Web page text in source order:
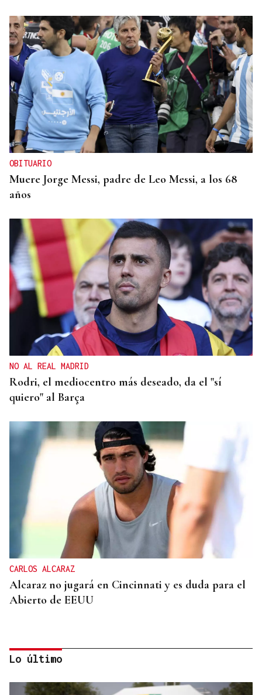
OBITUARIO
Muere Jorge Messi, padre de Leo Messi, a los 68
años
NO AL REAL MADRID
Rodri, el mediocentro más deseado, da el "sí
quiero" al Barça
CARLOS ALCARAZ
Alcaraz no jugará en Cincinnati y es duda para el
Abierto de EEUU
Lo último